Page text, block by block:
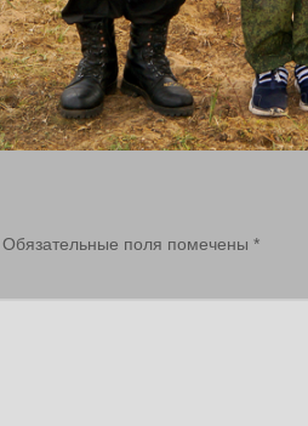
Обязательные поля помечены *